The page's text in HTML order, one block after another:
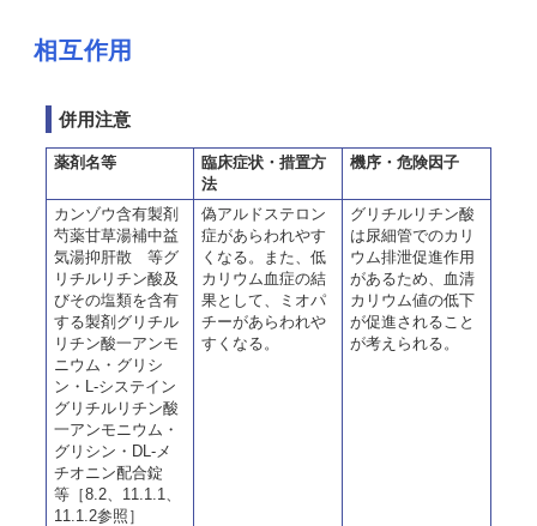
相互作用
併用注意
薬剤名等
臨床症状・措置方
法
機序・危険因子
カンゾウ含有製剤
芍薬甘草湯補中益
気湯抑肝散 等グ
リチルリチン酸及
びその塩類を含有
する製剤グリチル
リチン酸一アンモ
ニウム・グリシ
ン・L-システイン
グリチルリチン酸
一アンモニウム・
グリシン・DL-メ
チオニン配合錠
等［8.2、11.1.1、
11.1.2参照］
偽アルドステロン
症があらわれやす
くなる。また、低
カリウム血症の結
果として、ミオパ
チーがあらわれや
すくなる。
グリチルリチン酸
は尿細管でのカリ
ウム排泄促進作用
があるため、血清
カリウム値の低下
が促進されること
が考えられる。